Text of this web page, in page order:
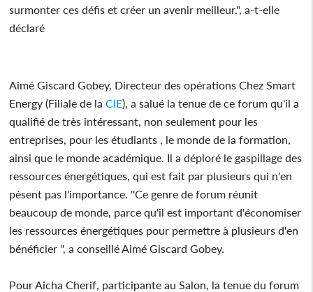
surmonter ces défis et créer un avenir meilleur.", a-t-elle
déclaré
Aimé Giscard Gobey, Directeur des opérations Chez Smart
Energy (Filiale de laCIE), a salué la tenue de ce forum qu'il a
qualifié de très intéressant, non seulement pour les
entreprises, pour les étudiants , le monde de la formation,
ainsi que le monde académique. Il a déploré le gaspillage des
ressources énergétiques, qui est fait par plusieurs qui n'en
pèsent pas l'importance. ''Ce genre de forum réunit
beaucoup de monde, parce qu'il est important d'économiser
les ressources énergétiques pour permettre à plusieurs d'en
bénéficier '', a conseillé Aimé Giscard Gobey.
Pour Aicha Cherif, participante au Salon, la tenue du forum